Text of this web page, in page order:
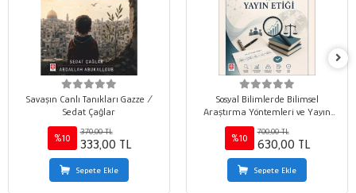
Savaşın Canlı Tanıkları Gazze /
Sedat Çağlar
%10
370,00 TL
333,00 TL
Sepete Ekle
Sosyal Bilimlerde Bilimsel
Araştırma Yöntemleri ve Yayın
Etiği / Mehmet Marangoz
%10
700,00 TL
630,00 TL
Sepete Ekle